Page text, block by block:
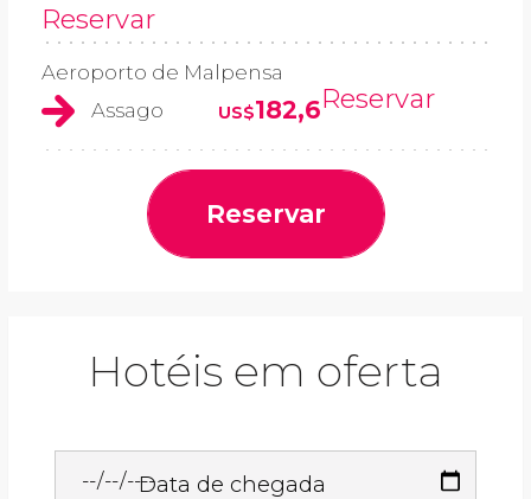
Reservar
Aeroporto de Malpensa
Assago
US$182,6Reservar
Reservar
Hotéis em oferta
Data de chegada